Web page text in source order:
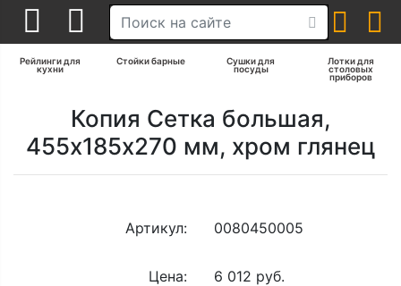
Рейлинги для
кухни
Стойки барные Сушки для
посуды
Лотки для
столовых
приборов
Копия Сетка большая,
455х185х270 мм, хром глянец
Артикул: 0080450005
Цена: 6 012 руб.